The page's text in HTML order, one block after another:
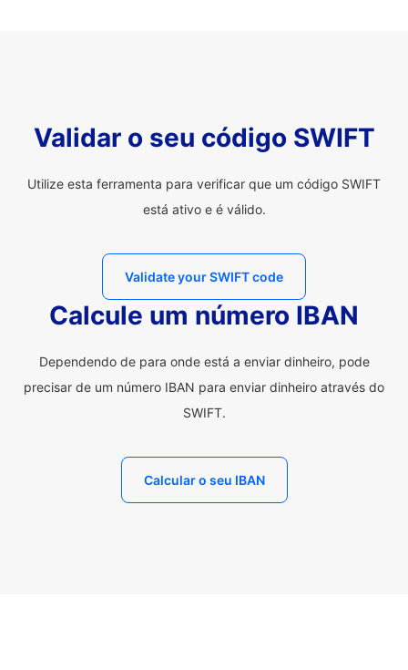
Validar o seu código SWIFT
Utilize esta ferramenta para verificar que um código SWIFT
está ativo e é válido.
Validate your SWIFT code
Calcule um número IBAN
Dependendo de para onde está a enviar dinheiro, pode
precisar de um número IBAN para enviar dinheiro através do
SWIFT.
Calcular o seu IBAN